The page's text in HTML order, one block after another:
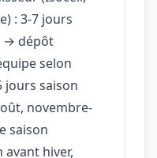
: 3-7 jours
→ dépôt
selon
jours saison
novembre-
saison
hiver,